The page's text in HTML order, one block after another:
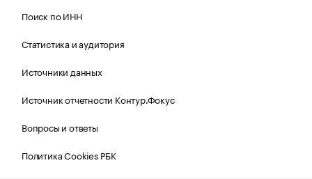
Поиск по ИНН
Статистика и аудитория
Источники данных
Источник отчетности Контур.Фокус
Вопросы и ответы
Политика Cookies РБК